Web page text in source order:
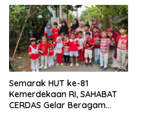
Semarak HUT ke-81
Kemerdekaan RI, SAHABAT
CERDAS Gelar Beragam